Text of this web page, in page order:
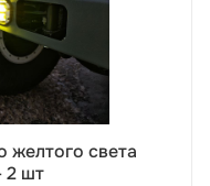
желтого света
2 шт